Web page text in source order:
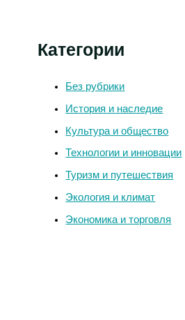
Категории
Без рубрики
История и наследие
Культура и общество
Технологии и инновации
Туризм и путешествия
Экология и климат
Экономика и торговля